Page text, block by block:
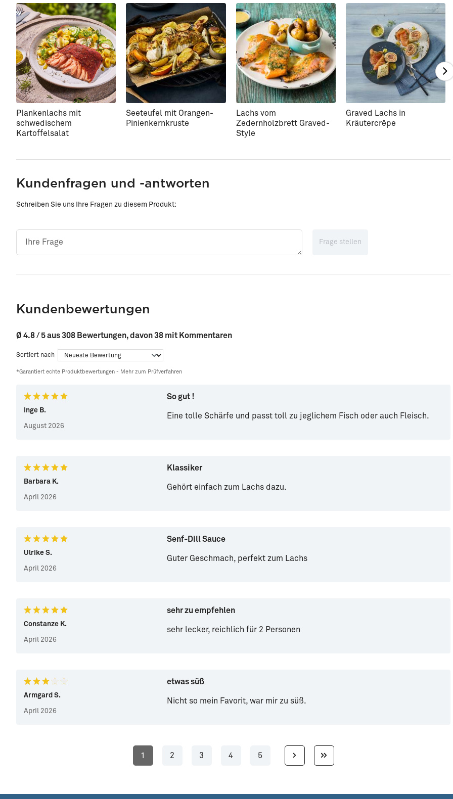
Plankenlachs mit
schwedischem
Kartoffelsalat
Seeteufel mit Orangen-
Pinienkernkruste
Lachs vom
Zedernholzbrett Graved-
Style
Graved Lachs in
Kräutercrêpe
Kundenfragen und -antworten
Schreiben Sie uns Ihre Fragen zu diesem Produkt:
Frage stellen
Kundenbewertungen
Ø 4.8 / 5 aus 308 Bewertungen, davon 38 mit Kommentaren
Sortiert nach
*Garantiert echte Produktbewertungen - Mehr zum Prüfverfahren
Inge B.
August 2026
So gut !
Eine tolle Schärfe und passt toll zu jeglichem Fisch oder auch Fleisch.
Barbara K.
April 2026
Klassiker
Gehört einfach zum Lachs dazu.
Ulrike S.
April 2026
Senf-Dill Sauce
Guter Geschmach, perfekt zum Lachs
Constanze K.
April 2026
sehr zu empfehlen
sehr lecker, reichlich für 2 Personen
Armgard S.
April 2026
etwas süß
Nicht so mein Favorit, war mir zu süß.
Seite
1
2
3
4
5